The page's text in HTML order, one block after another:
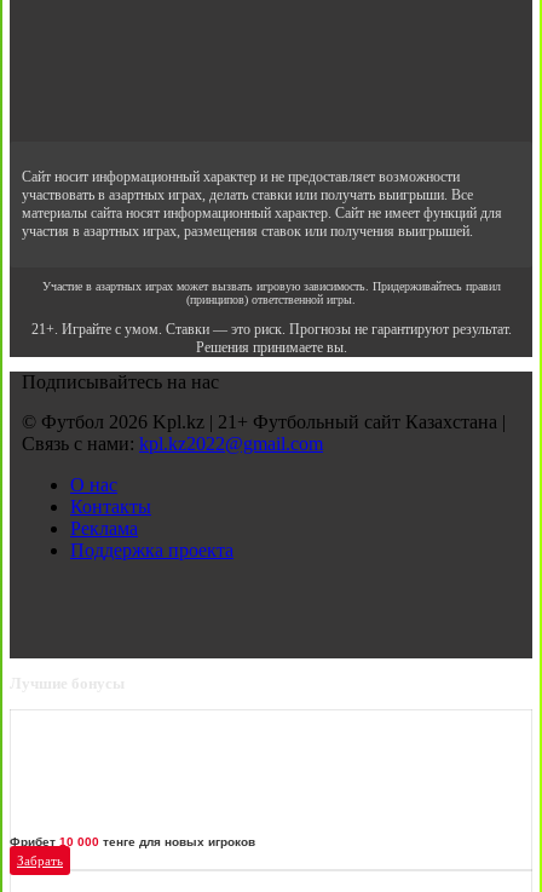
Сайт носит информационный характер и не предоставляет возможности
участвовать в азартных играх, делать ставки или получать выигрыши. Все
материалы сайта носят информационный характер. Сайт не имеет функций для
участия в азартных играх, размещения ставок или получения выигрышей.
Участие в азартных играх может вызвать игровую зависимость. Придерживайтесь правил
(принципов) ответственной игры.
21+. Играйте с умом. Ставки — это риск. Прогнозы не гарантируют результат.
Решения принимаете вы.
Подписывайтесь на нас
© Футбол 2026 Kpl.kz | 21+ Футбольный сайт Казахстана |
Связь с нами: kpl.kz2022@gmail.com
О нас
Контакты
Реклама
Поддержка проекта
Лучшие бонусы
Фрибет 10 000 тенге для новых игроков
Забрать